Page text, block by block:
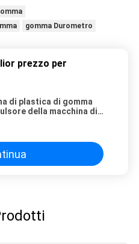
gomma Durometro
prezzo per
di plastica di gomma
della macchina di